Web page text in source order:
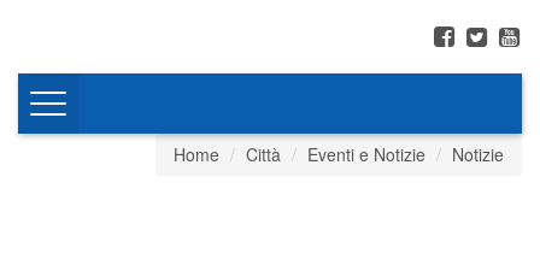
Toggle
Home
Città Eventi e Notizie Notizie